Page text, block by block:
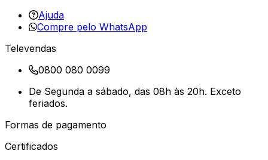
Ajuda
Compre pelo WhatsApp
Televendas
0800 080 0099
De Segunda a sábado, das 08h às 20h. Exceto
feriados.
Formas de pagamento
Certificados